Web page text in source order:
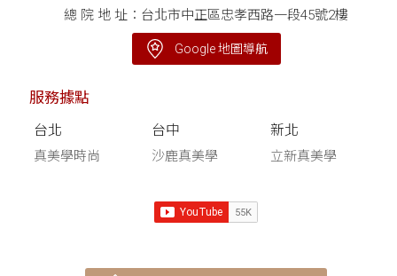
總 院 地 址：台北市中正區忠孝西路一段45號2樓
Google 地圖導航
服務據點
台北
真美學時尚
台中
沙鹿真美學
新北
立新真美學